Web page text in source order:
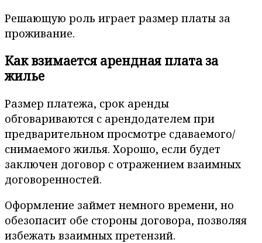
Решающую роль играет размер платы за
проживание.
Как взимается арендная плата за
жилье
Размер платежа, срок аренды
обговариваются с арендодателем при
предварительном просмотре сдаваемого/
снимаемого жилья. Хорошо, если будет
заключен договор с отражением взаимных
договоренностей.
Оформление займет немного времени, но
обезопасит обе стороны договора, позволяя
избежать взаимных претензий.